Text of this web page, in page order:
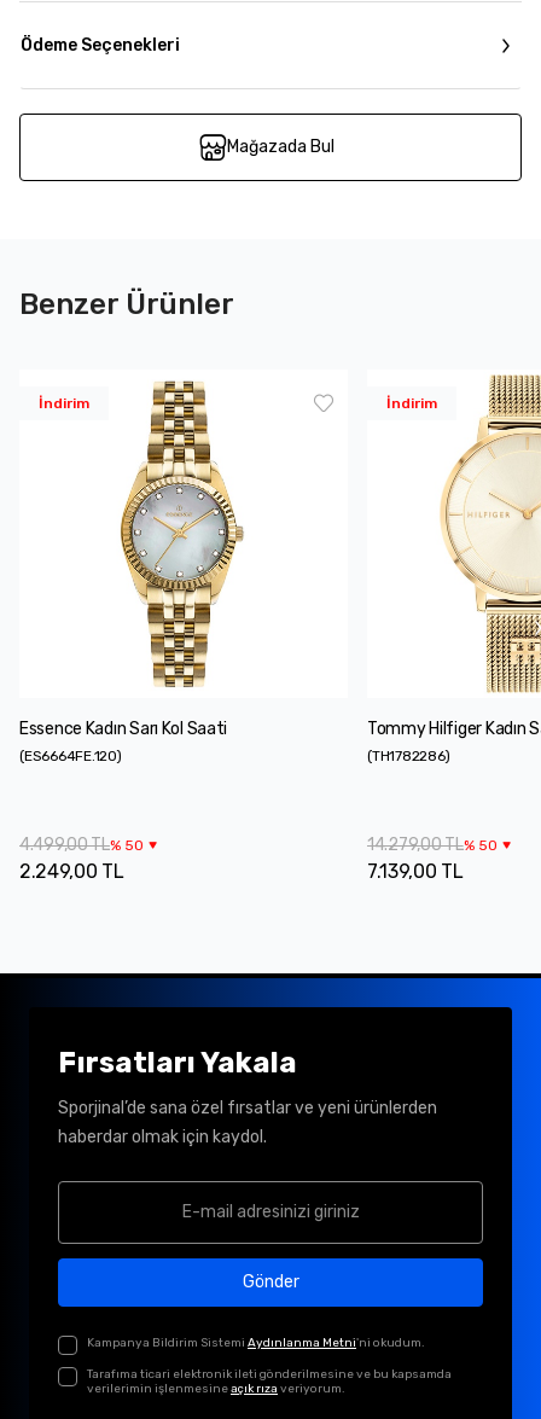
Ödeme Seçenekleri
Mağazada Bul
Benzer Ürünler
İndirim
Essence Kadın Sarı Kol Saati
(ES6664FE.120)
4.499,00 TL% 50
2.249,00 TL
İndirim
Tommy Hilfiger Kadın
(TH1782286)
14.279,00 TL% 50
7.139,00 TL
Fırsatları Yakala
Sporjinal’de sana özel fırsatlar ve yeni ürünlerden
haberdar olmak için kaydol.
Gönder
Kampanya Bildirim Sistemi Aydınlanma Metni'ni okudum.
Tarafıma ticari elektronik ileti gönderilmesine ve bu kapsamda
verilerimin işlenmesineaçık rıza veriyorum.